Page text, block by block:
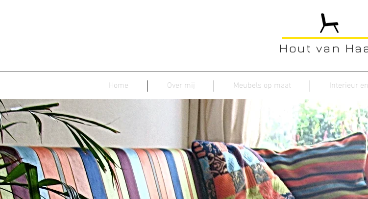
Hout van
Home Over mij Meubels op maat Interieur